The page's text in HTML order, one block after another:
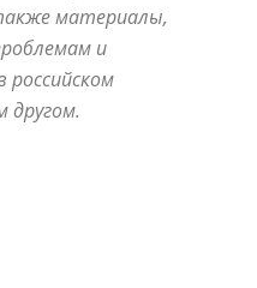
материалы,
и
другом.